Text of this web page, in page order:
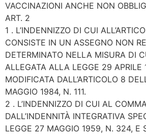
VACCINAZIONI ANCHE NON
ART. 2
1 . L’INDENNIZZO DI CUI
CONSISTE IN UN ASSEGNO NON
DETERMINATO NELLA MISURA DI
ALLEGATA ALLA LEGGE 29 APRILE
MODIFICATA DALL’ARTICOLO 8
MAGGIO 1984, N. 111.
2 . L’INDENNIZZO DI CUI AL
DALL’INDENNITÀ INTEGRATIVA
LEGGE 27 MAGGIO 1959, N. 324, E